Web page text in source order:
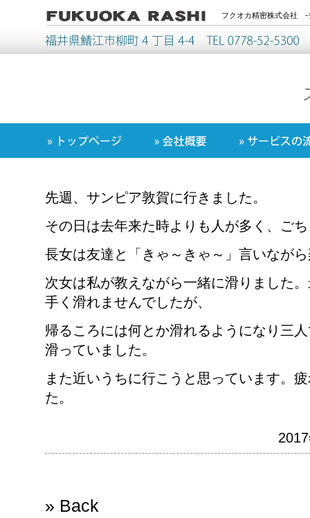
フクオカ精密株式会社 -
先週、サンピア敦賀に行きました。
その日は去年来た時よりも人が多く、ご
長女は友達と「きゃ～きゃ～」言いなが
次女は私が教えながら一緒に滑りました
手く滑れませんでしたが、
帰るころには何とか滑れるようになり三
滑っていました。
また近いうちに行こうと思っています。
た。
» Back